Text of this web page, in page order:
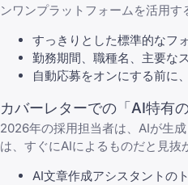
ンワンプラットフォームを活用
すっきりとした標準的なフ
勤務期間、職種名、主要な
自動応募をオンにする前に
カバーレターでの「AI特有
2026年の採用担当者は、AIが生
は、すぐにAIによるものだと見
AI文章作成アシスタントの